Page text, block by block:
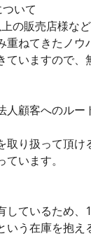
いて
の販売店様な
ねてきたノウ
ていますので、
人顧客へのルー
取り扱って頂け
います。
しているため、
いう在庫を抱え